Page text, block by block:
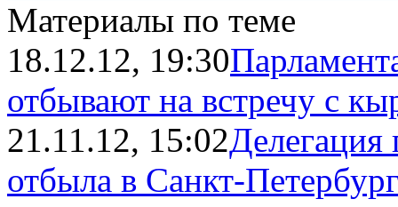
Материалы по теме
18.12.12, 19:30
отбывают на встречу с
21.11.12, 15:02Делегация
отбыла в Санкт-